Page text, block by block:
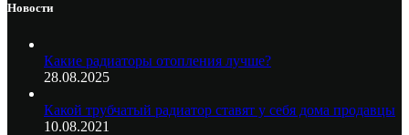
Новости
Какие радиаторы отопления лучше?
28.08.2025
Какой трубчатый радиатор ставят у себя дома продавцы
10.08.2021